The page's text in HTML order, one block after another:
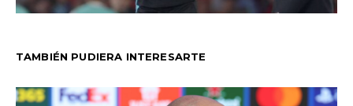
TAMBIÉN PUDIERA INTERESARTE